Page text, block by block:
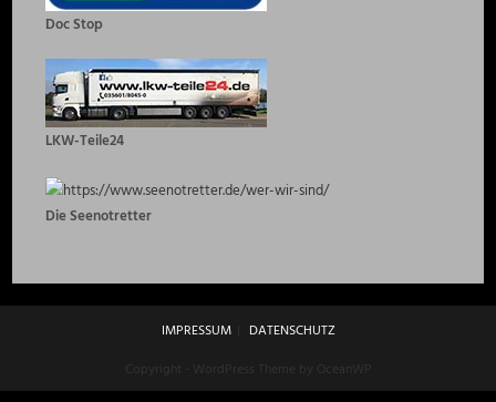
Doc Stop
LKW-Teile24
Die Seenotretter
IMPRESSUM
DATENSCHUTZ